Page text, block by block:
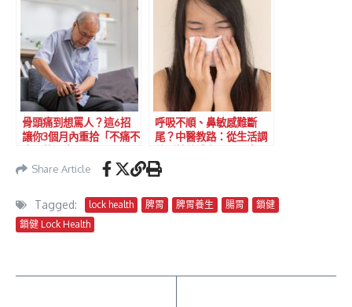
骨頭痛到想罵人？這6招
讓你3個月內重拾「不痛不
呼吸不順、鼻敏感難斷
尾？中醫教路：從生活調
重拾順暢呼吸
Share Article
Tagged: lock health 脾胃 脾胃養生 腸胃
鎖健
鎖健 Lock Health